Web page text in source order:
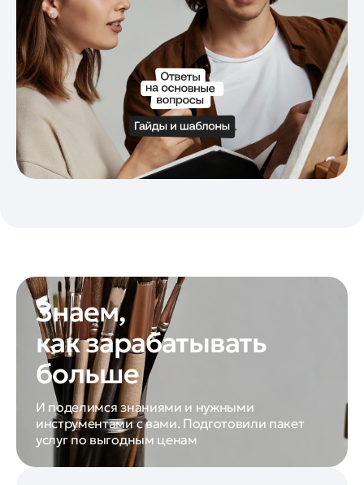
Знаем,
как зарабатывать
больше
И поделимся знаниями и нужными
инструментами с вами. Подготовили пакет
услуг по выгодным ценам